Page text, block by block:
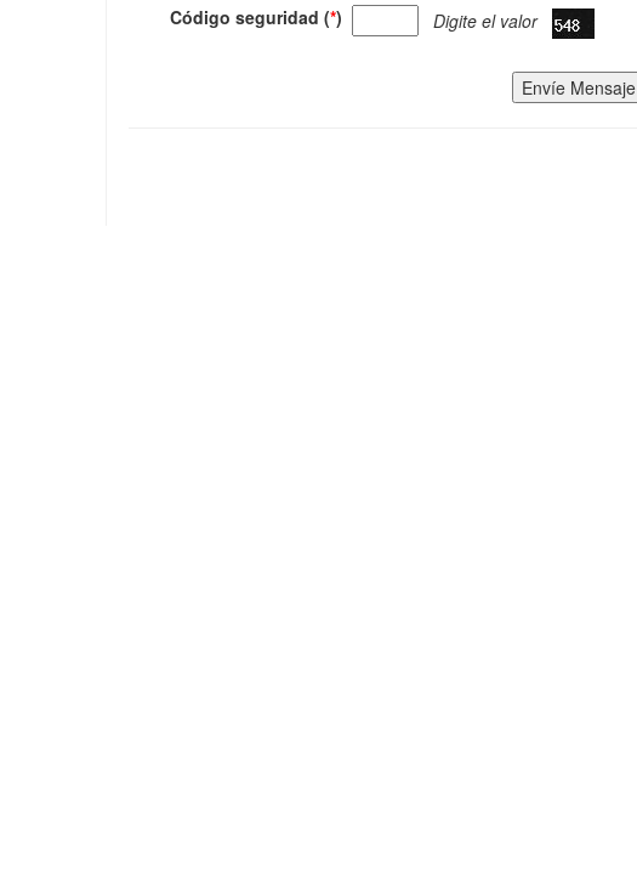
Código seguridad (*) Digite el valor
Envíe Mensaje